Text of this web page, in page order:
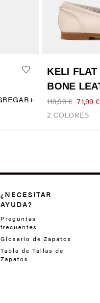
¿NECESITAR
AYUDA?
Preguntas
frecuentes
Glosario de Zapatos
Tabla de Tallas de
Zapatos